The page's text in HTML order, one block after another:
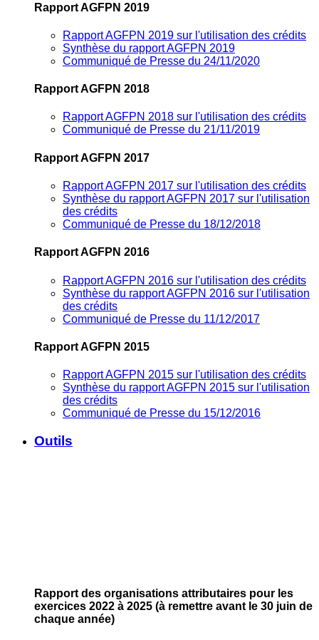
Rapport AGFPN 2019
Rapport AGFPN 2019 sur l'utilisation des crédits
Synthèse du rapport AGFPN 2019
Communiqué de Presse du 24/11/2020
Rapport AGFPN 2018
Rapport AGFPN 2018 sur l'utilisation des crédits
Communiqué de Presse du 21/11/2019
Rapport AGFPN 2017
Rapport AGFPN 2017 sur l'utilisation des crédits
Synthèse du rapport AGFPN 2017 sur l'utilisation
des crédits
Communiqué de Presse du 18/12/2018
Rapport AGFPN 2016
Rapport AGFPN 2016 sur l'utilisation des crédits
Synthèse du rapport AGFPN 2016 sur l'utilisation
des crédits
Communiqué de Presse du 11/12/2017
Rapport AGFPN 2015
Rapport AGFPN 2015 sur l'utilisation des crédits
Synthèse du rapport AGFPN 2015 sur l'utilisation
des crédits
Communiqué de Presse du 15/12/2016
Outils
Rapport des organisations attributaires pour les
exercices 2022 à 2025 (à remettre avant le 30 juin de
chaque année)